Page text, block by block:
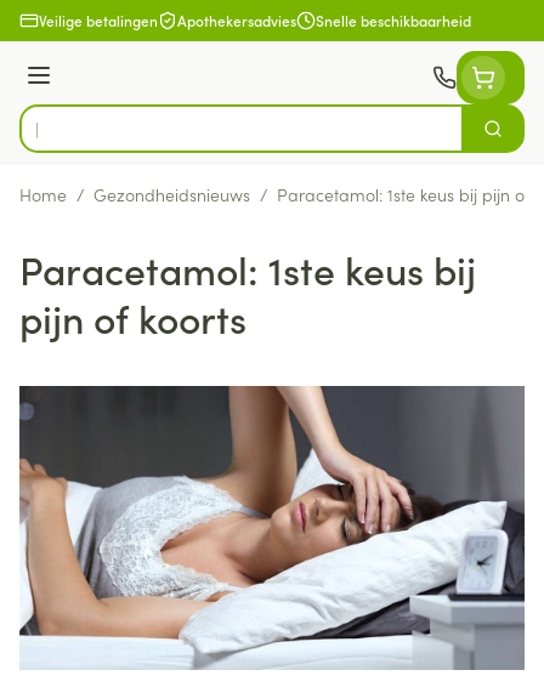
Ga naar de inhoud
Veilige betalingen Apothekersadvies Snelle beschikbaarheid
Menu
Product, merk, categorie...
Zoek
Home / Gezondheidsnieuws / Paracetamol: 1ste keus bij pijn of
Paracetamol: 1ste keus bij
pijn of koorts